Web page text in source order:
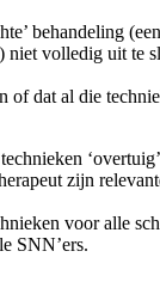
behandeling
volledig uit
dat al die
zijn
voor alle
SNN’ers.